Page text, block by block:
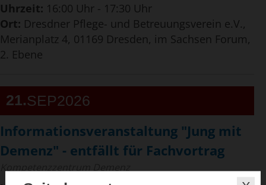
Uhrzeit: 16:00 Uhr - 17:30 Uhr
Ort: Dresdner Pflege- und Betreuungsverein e.V.,
Merianplatz 4, 01169 Dresden, im Sachsen Forum,
2. Ebene
21 SEP2026
Informationsveranstaltung "Jung mit
Demenz" - entfällt für Fachvortrag